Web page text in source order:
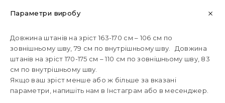
Параметри виробу
Довжина штанів на зріст 163-170 см – 106 см по
зовнішньому шву, 79 см по внутрішньому шву. Довжина
штанів на зріст 170-175 см – 110 см по зовнішньому шву, 83
см по внутрішньому шву.
Якщо ваш зріст менше або ж більше за вказані
параметри, напишіть нам в Інстаграм або в месенджер.